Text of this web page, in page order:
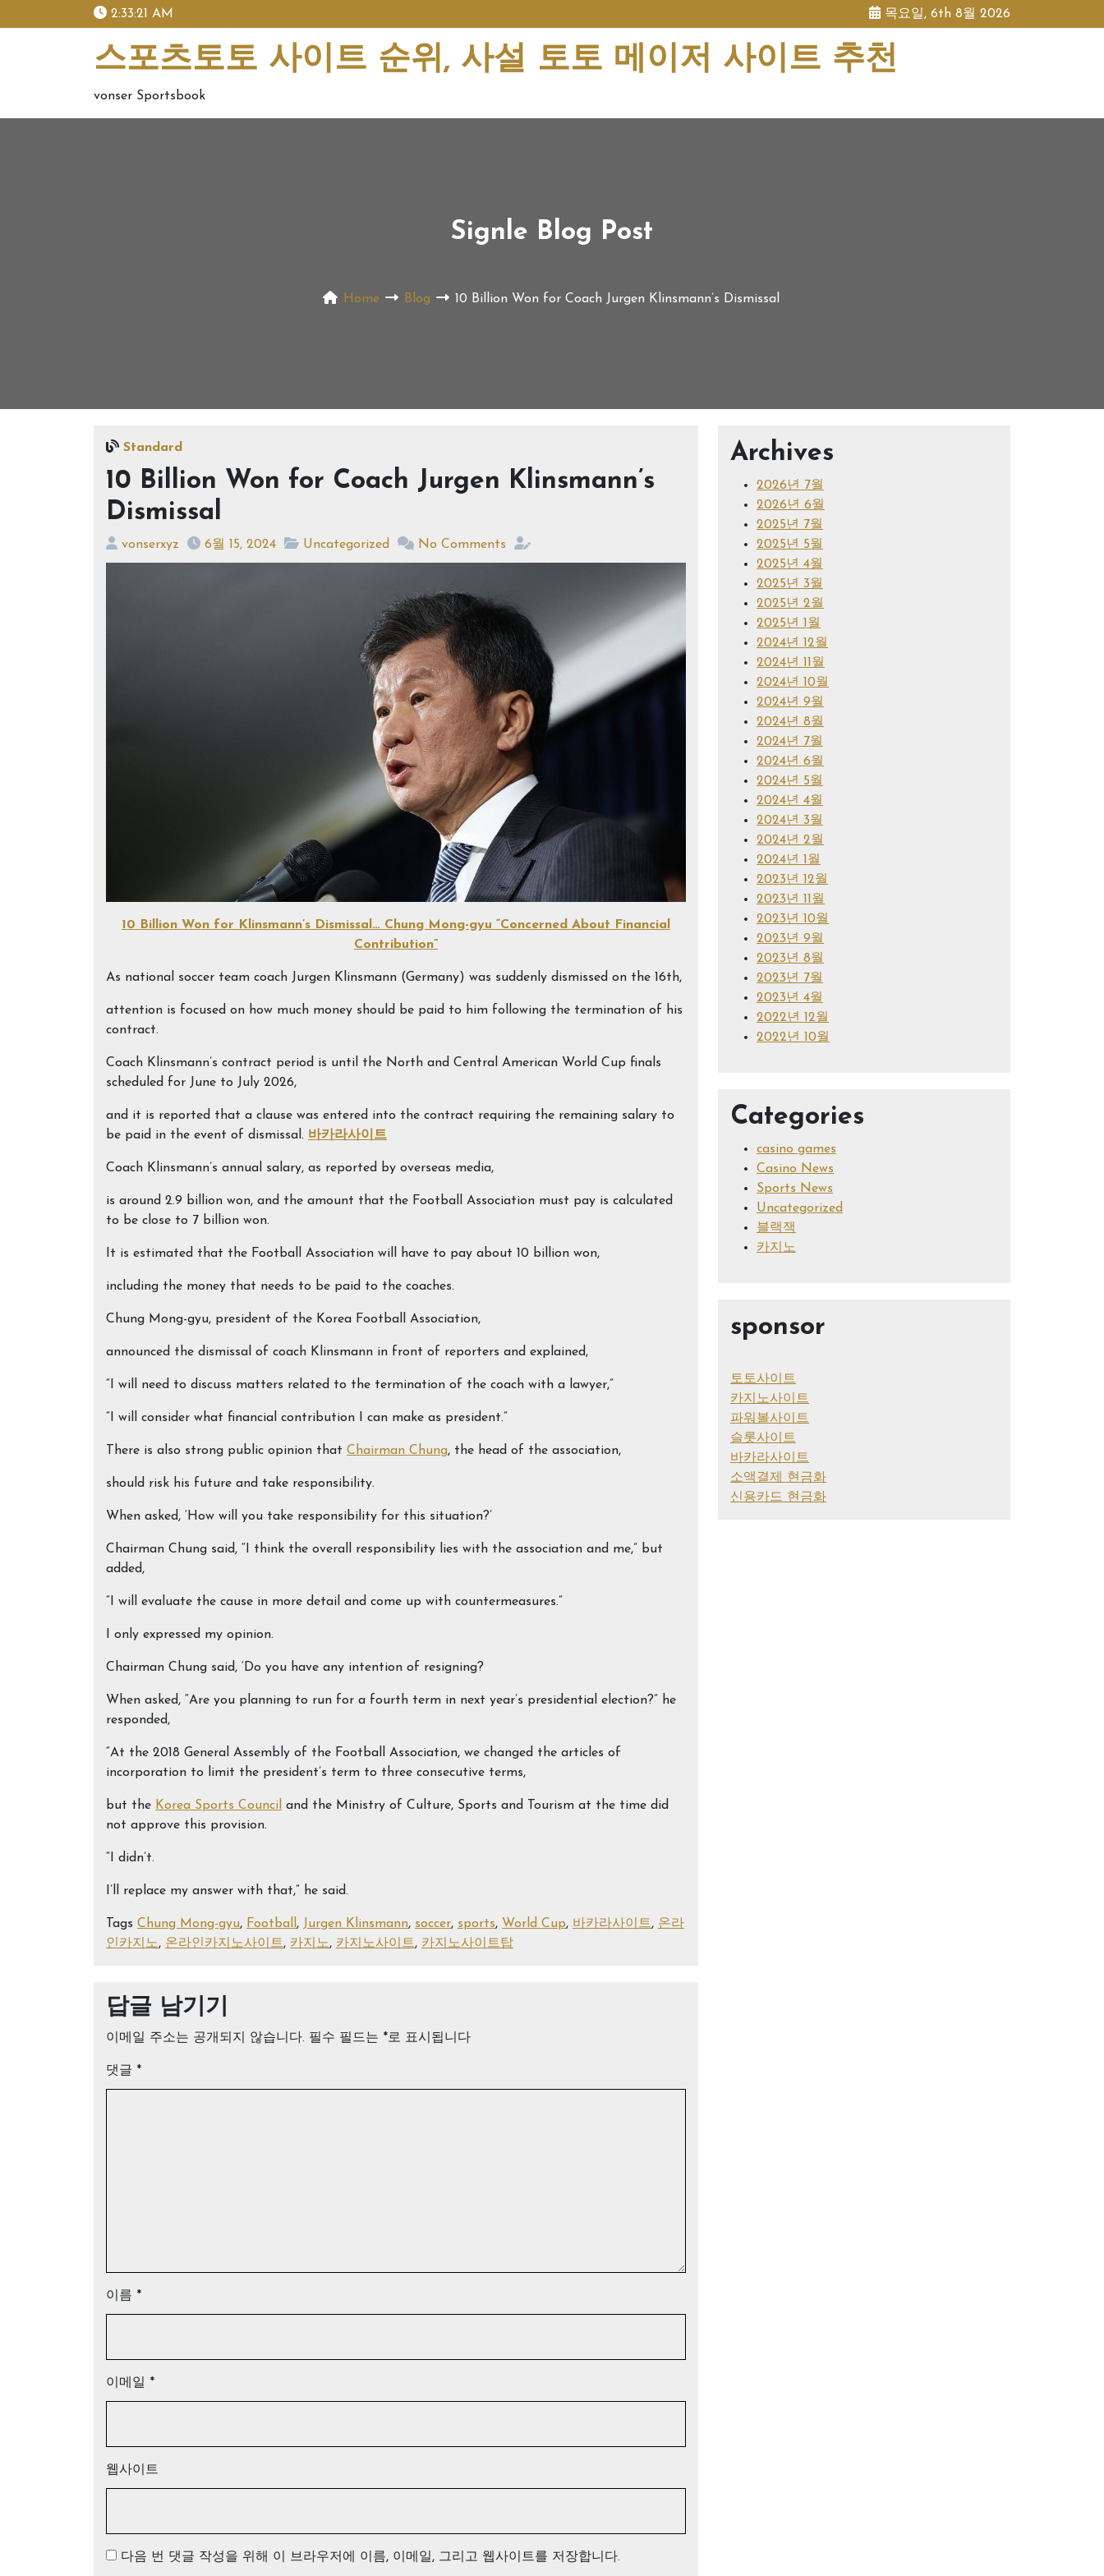
to
2:33:22 AM 목요일, 6th 8월 2026
스포츠토토 사이트 순위, 사설 토토 메이저 사이트 추천
vonser Sportsbook
Signle Blog Post
Home Blog 10 Billion Won for Coach Jurgen Klinsmann’s Dismissal
Standard
10 Billion Won for Coach Jurgen Klinsmann’s
Dismissal
vonserxyz 6월 15, 2024 Uncategorized No Comments
10 Billion Won for Klinsmann’s Dismissal… Chung Mong-gyu “Concerned About Financial
Contribution”
As national soccer team coach Jurgen Klinsmann (Germany) was suddenly dismissed on the 16th,
attention is focused on how much money should be paid to him following the termination of his
contract.
Coach Klinsmann’s contract period is until the North and Central American World Cup finals
scheduled for June to July 2026,
and it is reported that a clause was entered into the contract requiring the remaining salary to
be paid in the event of dismissal. 바카라사이트
Coach Klinsmann’s annual salary, as reported by overseas media,
is around 2.9 billion won, and the amount that the Football Association must pay is calculated
to be close to 7 billion won.
It is estimated that the Football Association will have to pay about 10 billion won,
including the money that needs to be paid to the coaches.
Chung Mong-gyu, president of the Korea Football Association,
announced the dismissal of coach Klinsmann in front of reporters and explained,
“I will need to discuss matters related to the termination of the coach with a lawyer,”
“I will consider what financial contribution I can make as president.”
There is also strong public opinion that Chairman Chung, the head of the association,
should risk his future and take responsibility.
When asked, ‘How will you take responsibility for this situation?’
Chairman Chung said, “I think the overall responsibility lies with the association and me,” but
added,
“I will evaluate the cause in more detail and come up with countermeasures.”
I only expressed my opinion.
Chairman Chung said, ‘Do you have any intention of resigning?
When asked, “Are you planning to run for a fourth term in next year’s presidential election?” he
responded,
“At the 2018 General Assembly of the Football Association, we changed the articles of
incorporation to limit the president’s term to three consecutive terms,
but the Korea Sports Council and the Ministry of Culture, Sports and Tourism at the time did
not approve this provision.
“I didn’t.
I’ll replace my answer with that,” he said.
Tags Chung Mong-gyu, Football , Jurgen Klinsmann, soccer, sports, World Cup, 바카라사이트, 온라
인카지노, 온라인카지노사이트, 카지노, 카지노사이트, 카지노사이트탑
답글 남기기
이메일 주소는 공개되지 않습니다. 필수 필드는 *로 표시됩니다
댓글 *
이름 *
이메일 *
웹사이트
다음 번 댓글 작성을 위해 이 브라우저에 이름, 이메일, 그리고 웹사이트를 저장합니다.
Archives
2026년 7월
2026년 6월
2025년 7월
2025년 5월
2025년 4월
2025년 3월
2025년 2월
2025년 1월
2024년 12월
2024년 11월
2024년 10월
2024년 9월
2024년 8월
2024년 7월
2024년 6월
2024년 5월
2024년 4월
2024년 3월
2024년 2월
2024년 1월
2023년 12월
2023년 11월
2023년 10월
2023년 9월
2023년 8월
2023년 7월
2023년 4월
2022년 12월
2022년 10월
Categories
casino games
Casino News
Sports News
Uncategorized
블랙잭
카지노
sponsor
토토사이트
카지노사이트
파워볼사이트
슬롯사이트
바카라사이트
소액결제 현금화
신용카드 현금화